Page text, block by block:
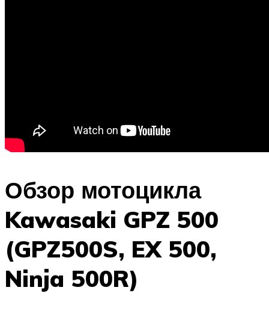
Обзор мотоцикла
Kawasaki GPZ 500
(GPZ500S, EX 500,
Ninja 500R)